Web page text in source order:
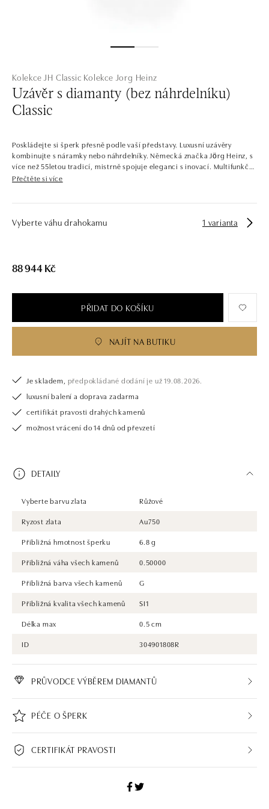
Kolekce JH Classic Kolekce Jorg Heinz
Uzávěr s diamanty (bez náhrdelníku)
Classic
Poskládejte si šperk přesně podle vaší představy. Luxusní uzávěry
kombinujte s náramky nebo náhrdelníky. Německá značka Jörg Heinz, s
více než 55letou tradicí, mistrně spojuje eleganci s inovací. Multifunkční
legendární šperky, ať už s překlápěcími prvky, vyměnitelnými detaily
Šperky by měly být nejen nádherné, ale také pohodlné a rafinované.
Německá značka Jörg Heinz, s více než 55letou tradicí, mistrně spojuje
dokonalá umělecká díla. Na první pohled okouzlí, na druhý překvapí.
Přečtěte si více
Vyberte váhu drahokamu 1 varianta
88 944 Kč
PŘIDAT DO KOŠÍKU
NAJÍT NA BUTIKU
Je skladem, předpokládané dodání je už 19.08.2026.
luxusní balení a doprava zadarma
certifikát pravosti drahých kamenů
možnost vrácení do 14 dnů od převzetí
DETAILY
Vyberte barvu zlata
Růžové
Ryzost zlata
Au750
Přibližná hmotnost šperku
6.8 g
Přibližná váha všech kamenů
0.50000
Přibližná barva všech kamenů
G
Přibližná kvalita všech kamenů
SI1
Délka max
0.5 cm
ID
304901808R
PRŮVODCE VÝBĚREM DIAMANTŮ
PÉČE O ŠPERK
CERTIFIKÁT PRAVOSTI